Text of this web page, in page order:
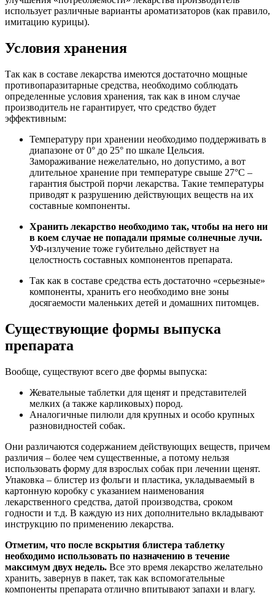
использует различные варианты ароматизаторов (как правило,
имитацию курицы).
Условия хранения
Так как в составе лекарства имеются достаточно мощные
противопаразитарные средства, необходимо соблюдать
определенные условия хранения, так как в ином случае
производитель не гарантирует, что средство будет
эффективным:
Температуру при хранении необходимо поддерживать в
диапазоне от 0° до 25° по шкале Цельсия.
Замораживание нежелательно, но допустимо, а вот
длительное хранение при температуре свыше 27°С –
гарантия быстрой порчи лекарства. Такие температуры
приводят к разрушению действующих веществ на их
составные компоненты.
Хранить лекарство необходимо так, чтобы на него ни
в коем случае не попадали прямые солнечные лучи.
УФ-излучение тоже губительно действует на
целостность составных компонентов препарата.
Так как в составе средства есть достаточно «серьезные»
компоненты, хранить его необходимо вне зоны
досягаемости маленьких детей и домашних питомцев.
Существующие формы выпуска
препарата
Вообще, существуют всего две формы выпуска:
Жевательные таблетки для щенят и представителей
мелких (а также карликовых) пород.
Аналогичные пилюли для крупных и особо крупных
разновидностей собак.
Они различаются содержанием действующих веществ, причем
различия – более чем существенные, а потому нельзя
использовать форму для взрослых собак при лечении щенят.
Упаковка – блистер из фольги и пластика, укладываемый в
картонную коробку с указанием наименования
лекарственного средства, датой производства, сроком
годности и т.д. В каждую из них дополнительно вкладывают
инструкцию по применению лекарства.
Отметим, что после вскрытия блистера таблетку
необходимо использовать по назначению в течение
максимум двух недель. Все это время лекарство желательно
хранить, завернув в пакет, так как вспомогательные
компоненты препарата отлично впитывают запахи и влагу.